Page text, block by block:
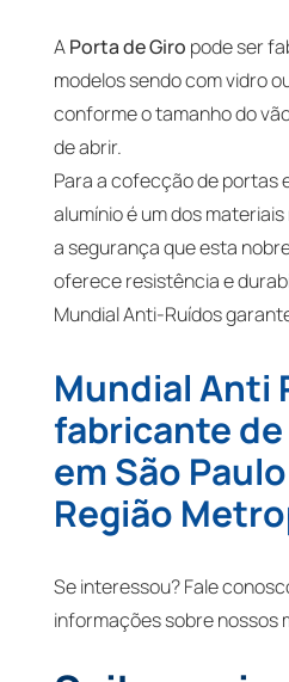
APorta de Giro pode ser
modelos sendo com vidro
conforme o tamanho do
de abrir.
Para a cofecção de portas
alumínio é um dos
a segurança que esta
oferece resistência e
Mundial Anti-Ruídos
Mundial Anti
fabricante de
em São
Região
Se interessou? Fale
informações sobre nossos